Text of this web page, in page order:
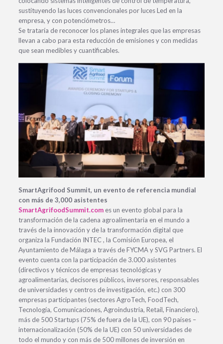
sustituyendo las luces convencionales por luces Led en la
empresa, y con potenciómetros…
Se trataría de reconocer los planes integrales que las empresas
llevan a cabo para esta reducción de emisiones y con medidas
que sean medibles y cuantificables.
SmartAgrifood Summit, un evento de referencia mundial
con más de 3,000 asistentes
SmartAgrifoodSummit.com es un evento global para la
transformación de la cadena agroalimentaria en el mundo a
través de la innovación y de la transformación digital que
organiza la Fundación INTEC , la Comisión Europea, el
Ayuntamiento de Málaga a través de FYCMA y SVG Partners. El
evento cuenta con la participación de 3.000 asistentes
(directivos y técnicos de empresas tecnológicas y
agroalimentarias, decisores públicos, inversores, responsables
de universidades y centros de investigación, etc.) con 300
empresas participantes (sectores AgroTech, FoodTech,
Tecnología, Comunicaciones, Agroindustria, Retail, Financiero),
más de 500 Startups (75% de fuera de la UE), con 90 países –
internacionalización (50% de la UE) con 50 universidades de
todo el mundo y con más de 500 millones de inversión en